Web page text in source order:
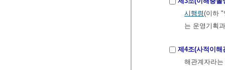
시행령(이하
는 운영기획
제4조(사적이해
해관계자라